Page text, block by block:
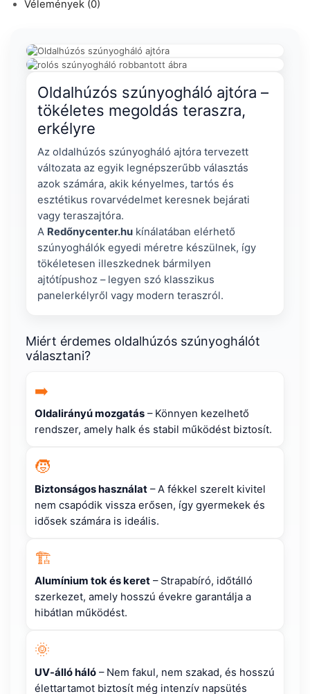
Vélemények (0)
Oldalhúzós szúnyogháló ajtóra –
tökéletes megoldás teraszra,
erkélyre
Az oldalhúzós szúnyogháló ajtóra tervezett
változata az egyik legnépszerűbb választás
azok számára, akik kényelmes, tartós és
esztétikus rovarvédelmet keresnek bejárati
vagy teraszajtóra.
A Redőnycenter.hu kínálatában elérhető
szúnyoghálók egyedi méretre készülnek, így
tökéletesen illeszkednek bármilyen
ajtótípushoz – legyen szó klasszikus
panelerkélyről vagy modern teraszról.
Miért érdemes oldalhúzós szúnyoghálót
választani?
➡️
Oldalirányú mozgatás – Könnyen kezelhető
rendszer, amely halk és stabil működést biztosít.
🧒
Biztonságos használat – A fékkel szerelt kivitel
nem csapódik vissza erősen, így gyermekek és
idősek számára is ideális.
🏗️
Alumínium tok és keret – Strapabíró, időtálló
szerkezet, amely hosszú évekre garantálja a
hibátlan működést.
🌞
UV-álló háló – Nem fakul, nem szakad, és hosszú
élettartamot biztosít még intenzív napsütés